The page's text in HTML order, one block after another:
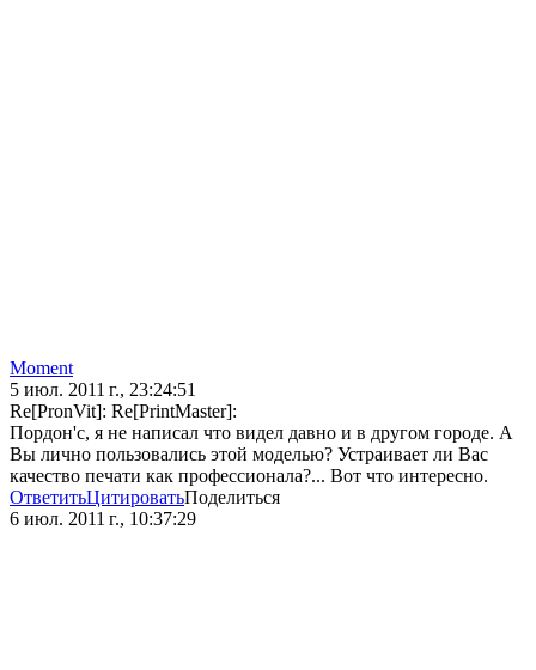
Moment
5 июл. 2011 г., 23:24:51
Re[PronVit]: Re[PrintMaster]:
Пордон'c, я не написал что видел давно и в другом городе. А
Вы лично пользовались этой моделью? Устраивает ли Вас
качество печати как профессионала?... Вот что интересно.
ОтветитьЦитироватьПоделиться
6 июл. 2011 г., 10:37:29